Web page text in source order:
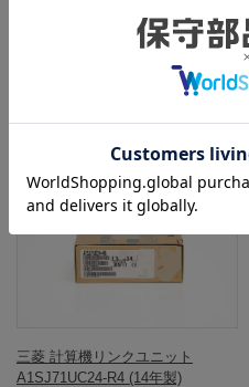
様の綺麗な状態を保っています。
三菱 計算機リンクユニット
A1SJ71UC24-R4 (14年製)